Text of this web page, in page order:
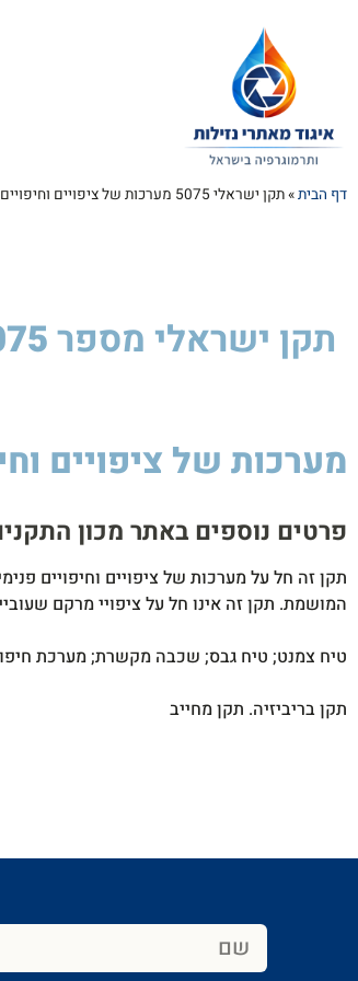
דף הבית»תקן ישראלי 5075 מערכות של ציפויים וחיפויים פנימיים במרחבים מוגנים
תקן ישראלי מספר
מערכות של ציפויים
פרטים נוספים באתר מכון התקנים
תקן זה חל על מערכות של ציפויים וחיפויים
המושמת. תקן זה אינו חל על ציפויי מרקם שעוביים אינו גדול מ-2 מ”מ
טיח צמנט; טיח גבס; שכבה מקשרת; מערכת
תקן בריביזיה. תקן מחייב